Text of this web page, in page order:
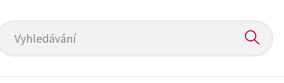
Vyhledávání